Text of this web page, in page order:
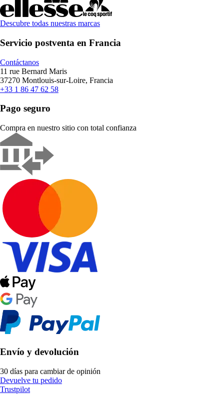
Descubre todas nuestras marcas
Servicio postventa en Francia
Contáctanos
11 rue Bernard Maris
37270 Montlouis-sur-Loire, Francia
+33 1 86 47 62 58
Pago seguro
Compra en nuestro sitio con total confianza
Envío y devolución
30 días para cambiar de opinión
Devuelve tu pedido
Trustpilot